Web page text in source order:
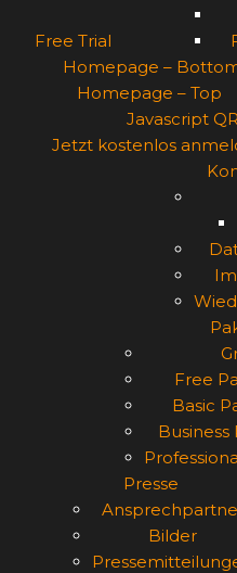
Free Trial
Homepage –
Homepage – Top
Javascript
Jetzt kostenlos
Free
Basic
Presse
Bilder